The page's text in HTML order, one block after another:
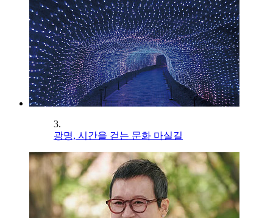
3.
광명, 시간을 걷는 문화 마실길